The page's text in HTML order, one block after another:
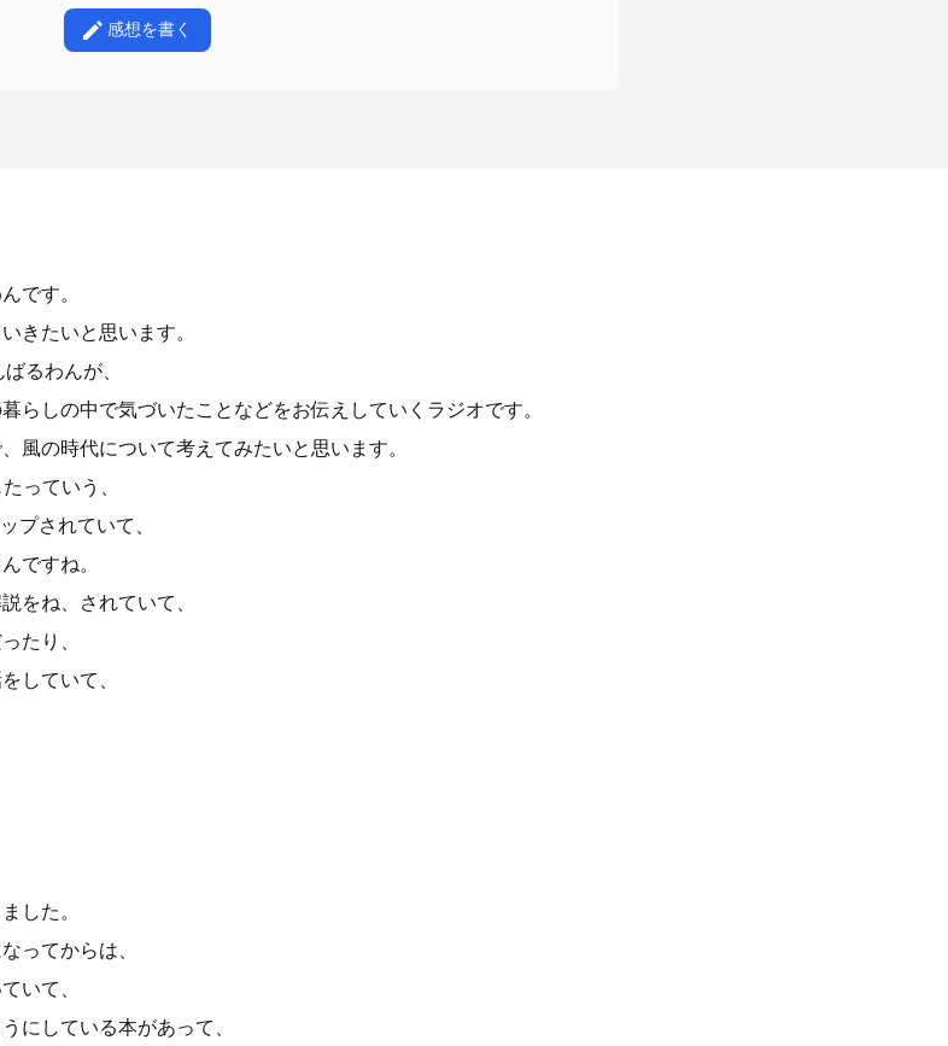
感想を書く
です。
きたいと思います。
るわんが、
らしの中で気づいたことなどをお伝えしていくラジオです。
風の時代について考えてみたいと思います。
っていう、
プされていて、
ですね。
をね、されていて、
たり、
していて、
した。
ってからは、
いて、
にしている本があって、